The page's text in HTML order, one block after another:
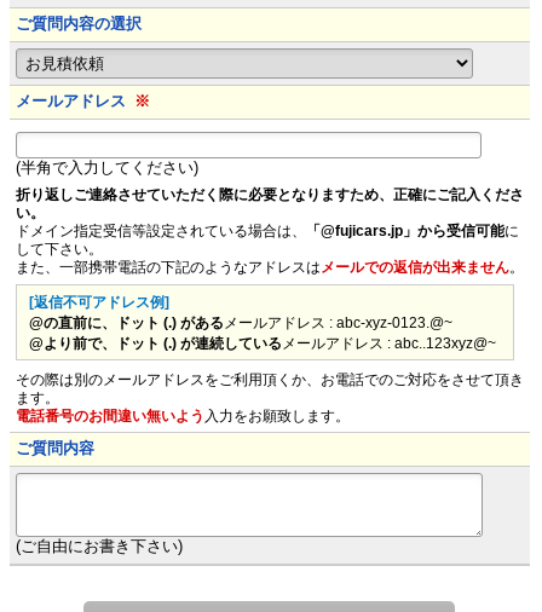
ご質問内容の選択
メールアドレス ※
(半角で入力してください)
折り返しご連絡させていただく際に必要となりますため、正確にご記入くださ
い。
ドメイン指定受信等設定されている場合は、
「@fujicars.jp」から受信可能に
して下さい。
また、一部携帯電話の下記のようなアドレスは メールでの返信が出来ません。
[返信不可アドレス例]
@の直前に、ドット (.) がある メールアドレス : abc-xyz-0123.@~
@より前で、ドット (.) が連続している メールアドレス : abc..123xyz@~
その際は別のメールアドレスをご利用頂くか、お電話でのご対応をさせて頂き
ます。
電話番号のお間違い無いよう 入力をお願致します。
ご質問内容
(ご自由にお書き下さい)